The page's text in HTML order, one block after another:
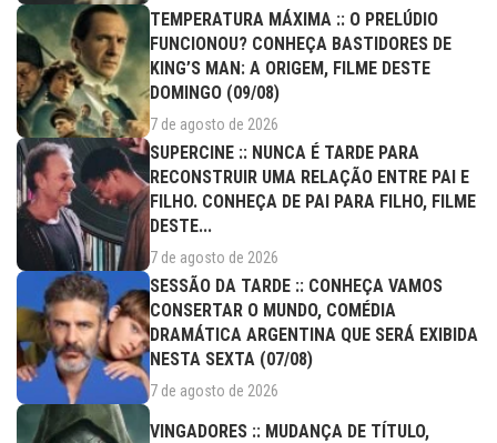
TEMPERATURA MÁXIMA :: O PRELÚDIO
FUNCIONOU? CONHEÇA BASTIDORES DE
KING’S MAN: A ORIGEM, FILME DESTE
DOMINGO (09/08)
7 de agosto de 2026
SUPERCINE :: NUNCA É TARDE PARA
RECONSTRUIR UMA RELAÇÃO ENTRE PAI E
FILHO. CONHEÇA DE PAI PARA FILHO, FILME
DESTE...
7 de agosto de 2026
SESSÃO DA TARDE :: CONHEÇA VAMOS
CONSERTAR O MUNDO, COMÉDIA
DRAMÁTICA ARGENTINA QUE SERÁ EXIBIDA
NESTA SEXTA (07/08)
7 de agosto de 2026
VINGADORES :: MUDANÇA DE TÍTULO,